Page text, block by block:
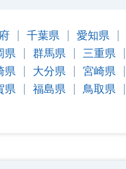
千葉県 愛知県
県 群馬県 三重県
県 大分県 宮崎県
県 福島県 鳥取県